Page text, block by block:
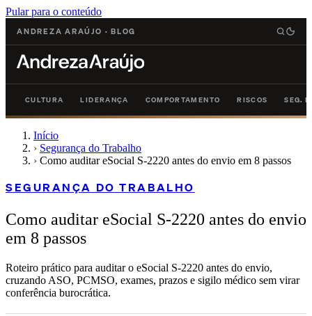
Pular para o conteúdo
ANDREZA ARAÚJO · BLOG
CULTURA LIDERANÇA COMPORTAMENTO RISCOS SEG.
Início
› Segurança do Trabalho
› Como auditar eSocial S-2220 antes do envio em 8 passos
SEGURANÇA DO TRABALHO
Como auditar eSocial S-2220 antes do envio
em 8 passos
Roteiro prático para auditar o eSocial S-2220 antes do envio,
cruzando ASO, PCMSO, exames, prazos e sigilo médico sem virar
conferência burocrática.